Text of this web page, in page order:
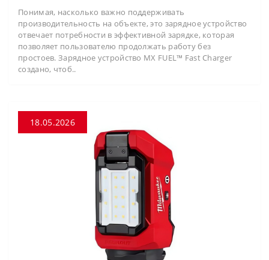
Понимая, насколько важно поддерживать
производительность на объекте, это зарядное устройство
отвечает потребности в эффективной зарядке, которая
позволяет пользователю продолжать работу без
простоев. Зарядное устройство MX FUEL™ Fast Charger
создано, чтоб..
18.05.2026